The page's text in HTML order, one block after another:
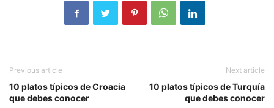
Previous article
10 platos típicos de Croacia
que debes conocer
Next article
10 platos típicos de Turquía
que debes conocer